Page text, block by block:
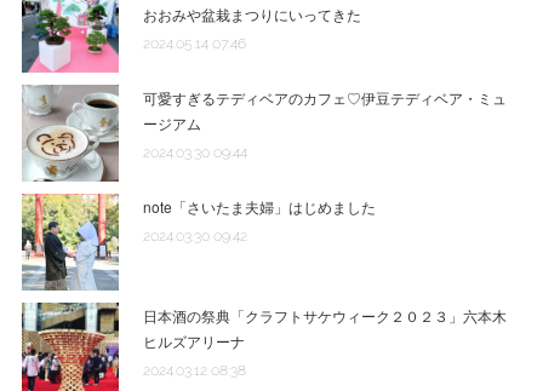
おおみや盆栽まつりにいってきた
2024.05.14 07:46
可愛すぎるテディベアのカフェ♡伊豆テディベア・ミュ
ージアム
2024.03.30 09:44
note「さいたま夫婦」はじめました
2024.03.30 09:42
日本酒の祭典「クラフトサケウィーク２０２３」六本木
ヒルズアリーナ
2024.03.12 08:38